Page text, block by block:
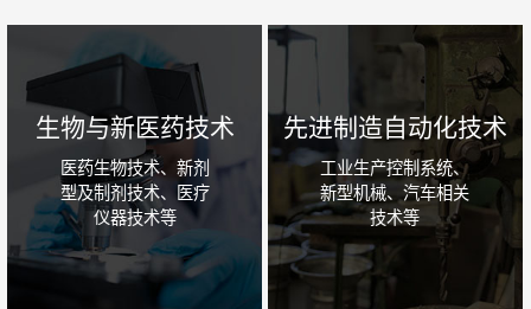
生物与新医药技术
医药生物技术、新剂
型及制剂技术、医疗
仪器技术等
先进制造自动化技术
工业生产控制系统、
新型机械、汽车相关
技术等